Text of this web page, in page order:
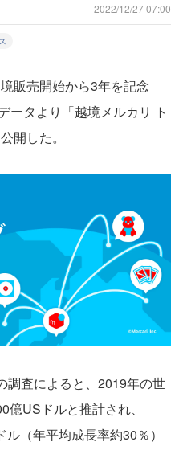
2022/12/27 07:00
販売開始から3年を記念
ータより「越境メルカリ ト
開した。
査によると、2019年の世
USドルと推計され、
（年平均成長率約30％）